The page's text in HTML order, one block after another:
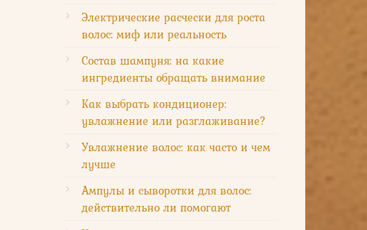
Электрические расчески для роста
волос: миф или реальность
Состав шампуня: на какие
ингредиенты обращать внимание
Как выбрать кондиционер:
увлажнение или разглаживание?
Увлажнение волос: как часто и чем
лучше
Ампулы и сыворотки для волос:
действительно ли помогают